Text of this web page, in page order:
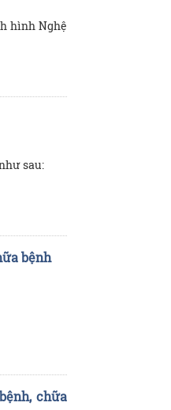
hình Nghệ
sau:
bệnh
chữa